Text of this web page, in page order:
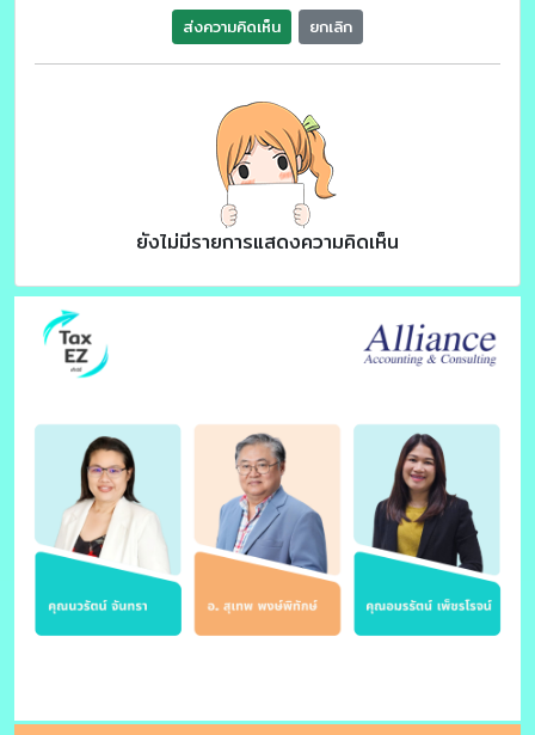
ส่งความคิดเห็น ยกเลิก
ยังไม่มีรายการแสดงความคิดเห็น